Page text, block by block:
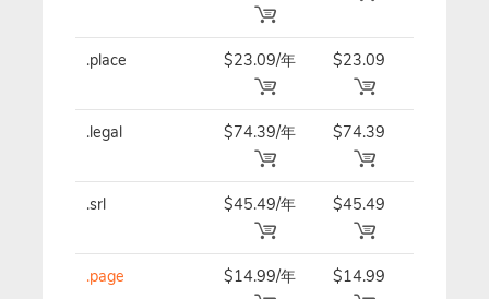
.place $23.09/年 $23.09
.legal $74.39/年 $74.39
.srl $45.49/年 $45.49
.page $14.99/年 $14.99